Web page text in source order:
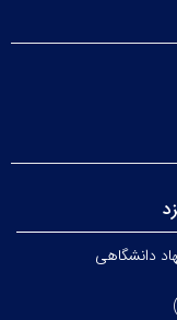
دانشگاهی